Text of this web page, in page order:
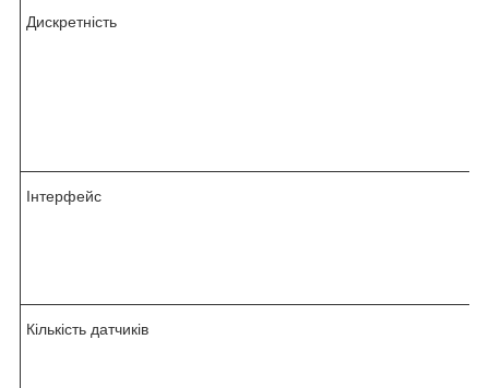
Дискретність
Інтерфейс
Кількість датчиків